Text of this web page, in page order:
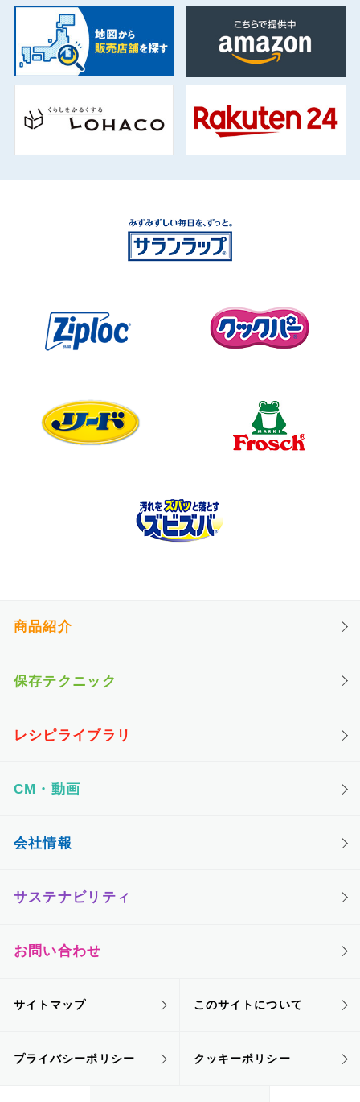
商品紹介
保存テクニック
レシピライブラリ
CM・動画
会社情報
サステナビリティ
お問い合わせ
サイトマップ このサイトについて
プライバシーポリシー クッキーポリシー